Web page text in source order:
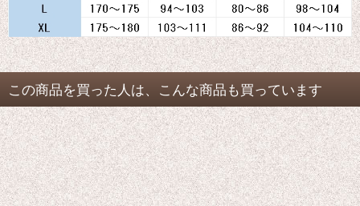
この商品を買った人は、こんな商品も買っています